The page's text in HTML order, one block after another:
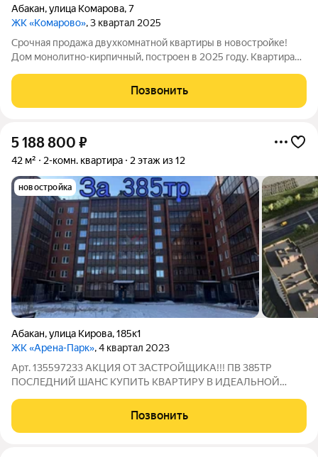
Абакан,улица Комарова,7
ЖК «Комарово», 3 квартал 2025
Срочная продажа двухкомнатной квартиры в новостройке!
Дом монолитно-кирпичный, построен в 2025 году. Квартира
ремонт ещё не начинался отличная возможность создать
интерьер по своему вкусу. Из
Позвонить
5 188 800 ₽
42 м² 2-комн. квартира 2 этаж из 12
новостройка
Абакан,улица Кирова,185к1
ЖК «Арена-Парк», 4 квартал 2023
Арт. 135597233 АКЦИЯ ОТ ЗАСТРОЙЩИКА!!! ПВ 385ТР
ПОСЛЕДНИЙ ШАНС КУПИТЬ КВАРТИРУ В ИДЕАЛЬНОЙ
Действует уникальная акция: Процентная ставка всего 6%!
Позвонить